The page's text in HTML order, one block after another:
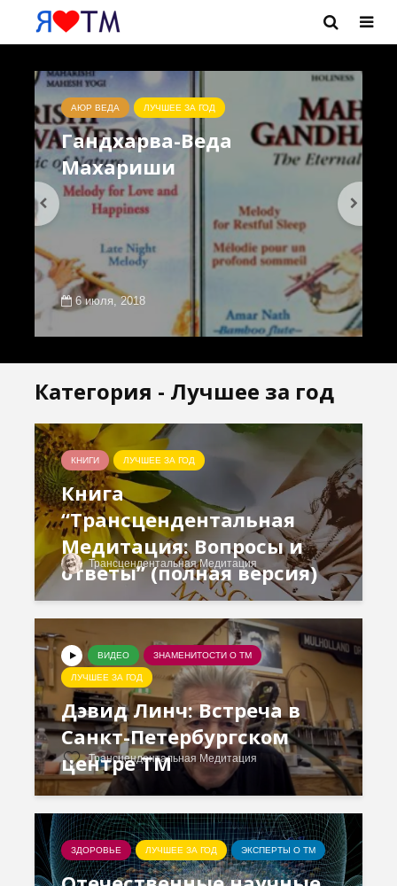
АЮР ВЕДА ЛУЧШЕЕ ЗА ГОД
Гандхарва-Веда
Махариши
6 июля, 2018
Категория - Лучшее за год
КНИГИ ЛУЧШЕЕ ЗА ГОД
Книга
“Трансцендентальная
Медитация: Вопросы и
ответы” (полная версия)
Трансцендентальная Медитация
ВИДЕО ЗНАМЕНИТОСТИ О ТМ
ЛУЧШЕЕ ЗА ГОД
Дэвид Линч: Встреча в
Санкт-Петербургском
центре ТМ
Трансцендентальная Медитация
ЗДОРОВЬЕ ЛУЧШЕЕ ЗА ГОД ЭКСПЕРТЫ О ТМ